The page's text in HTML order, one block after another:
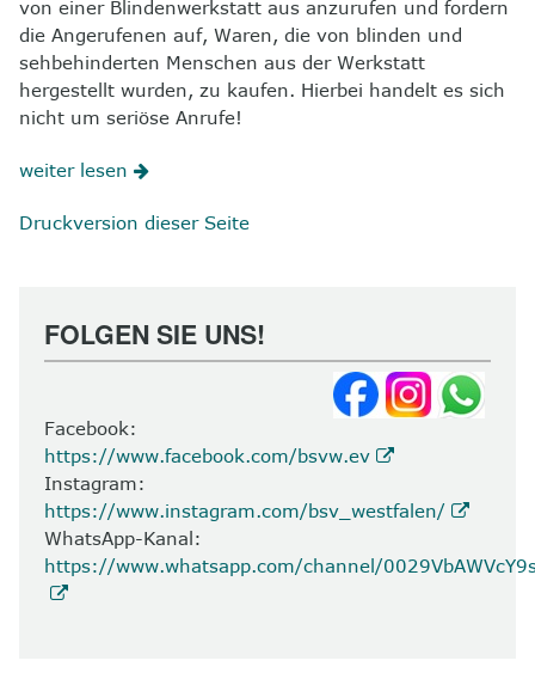
von einer Blindenwerkstatt aus anzurufen und fordern
die Angerufenen auf, Waren, die von blinden und
sehbehinderten Menschen aus der Werkstatt
hergestellt wurden, zu kaufen. Hierbei handelt es sich
nicht um seriöse Anrufe!
weiter lesen
Druckversion dieser Seite
FOLGEN SIE UNS!
Facebook:
https://www.facebook.com/bsvw.ev
Instagram:
https://www.instagram.com/bsv_westfalen/
WhatsApp-Kanal:
https://www.whatsapp.com/channel/